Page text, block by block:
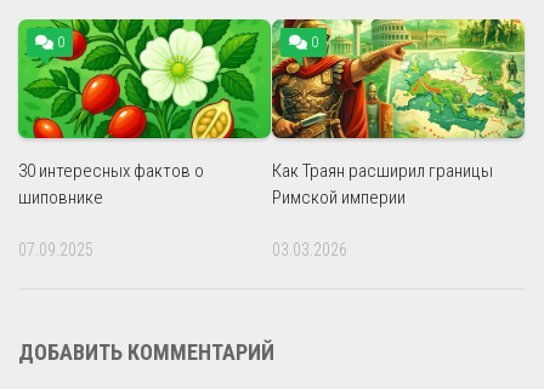
0
30 интересных фактов о
шиповнике
07.09.2025
0
Как Траян расширил границы
Римской империи
03.03.2026
ДОБАВИТЬ КОММЕНТАРИЙ